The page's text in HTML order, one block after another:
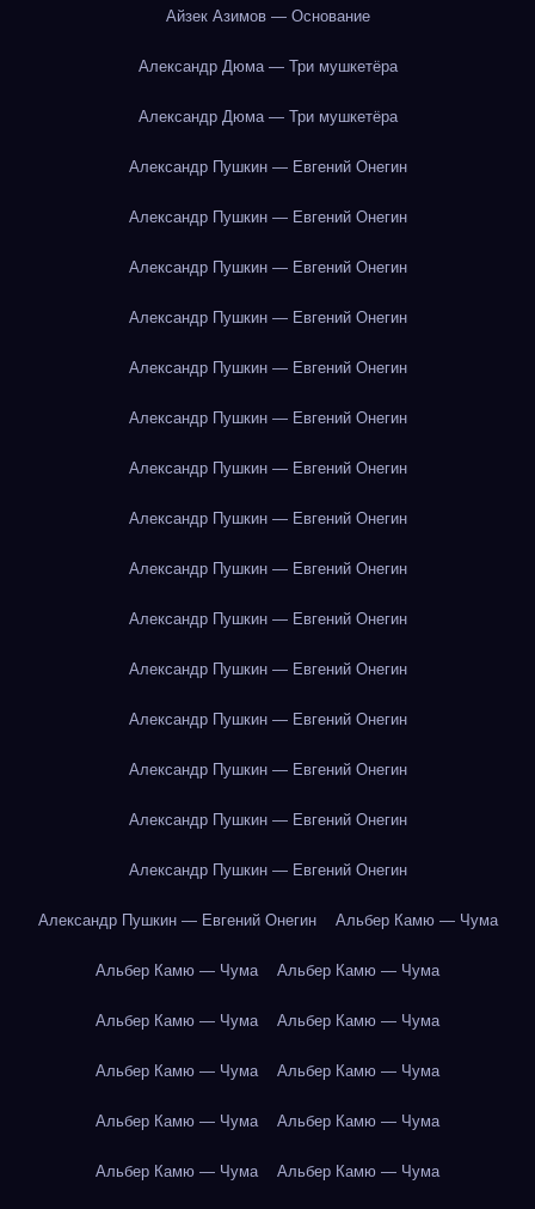
Айзек Азимов — Основание
Александр Дюма — Три мушкетёра
Александр Дюма — Три мушкетёра
Александр Пушкин — Евгений Онегин
Александр Пушкин — Евгений Онегин
Александр Пушкин — Евгений Онегин
Александр Пушкин — Евгений Онегин
Александр Пушкин — Евгений Онегин
Александр Пушкин — Евгений Онегин
Александр Пушкин — Евгений Онегин
Александр Пушкин — Евгений Онегин
Александр Пушкин — Евгений Онегин
Александр Пушкин — Евгений Онегин
Александр Пушкин — Евгений Онегин
Александр Пушкин — Евгений Онегин
Александр Пушкин — Евгений Онегин
Александр Пушкин — Евгений Онегин
Александр Пушкин — Евгений Онегин
Александр Пушкин — Евгений Онегин Альбер Камю — Чума
Альбер Камю — Чума Альбер Камю — Чума
Альбер Камю — Чума Альбер Камю — Чума
Альбер Камю — Чума Альбер Камю — Чума
Альбер Камю — Чума Альбер Камю — Чума
Альбер Камю — Чума Альбер Камю — Чума